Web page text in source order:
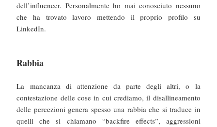
dell’influencer. Personalmente ho mai conosciuto nessuno
che ha trovato lavoro mettendo il proprio profilo su
LinkedIn.
Rabbia
La mancanza di attenzione da parte degli altri, o la
contestazione delle cose in cui crediamo, il disallineamento
delle percezioni genera spesso una rabbia che si traduce in
quelli che si chiamano “backfire effects”, aggressioni